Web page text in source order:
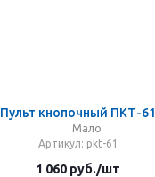
Пульт кнопочный ПКТ-61
Мало
Артикул: pkt-61
1 060 руб./шт